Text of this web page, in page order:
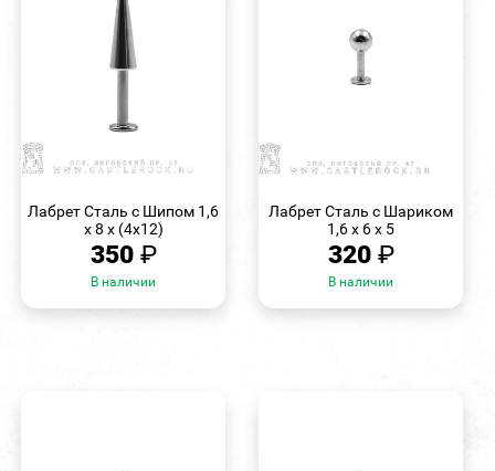
Лабрет Сталь с Шипом 1,6
х 8 х (4х12)
350 ₽
В наличии
Лабрет Сталь с Шариком
1,6 х 6 х 5
320 ₽
В наличии